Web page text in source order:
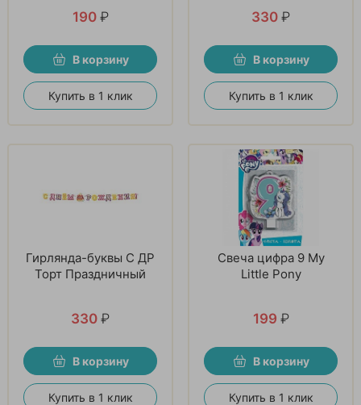
190 ₽
В корзину
Купить в 1 клик
330 ₽
В корзину
Купить в 1 клик
Гирлянда-буквы С ДР
Торт Праздничный
330 ₽
В корзину
Купить в 1 клик
Свеча цифра 9 My
Little Pony
199 ₽
В корзину
Купить в 1 клик